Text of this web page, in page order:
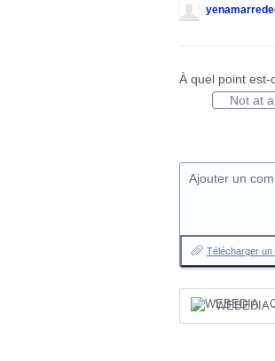
À quel point
Not at
Ajouter un
Télécharger un
WEBEDIA